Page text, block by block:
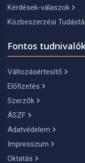
Kérdések-válaszok
Közbeszerzési
Fontos
Változásértesítő
Előfizetés
Szerzők
ÁSZF
Adatvédelem
Impresszum
Oktatás